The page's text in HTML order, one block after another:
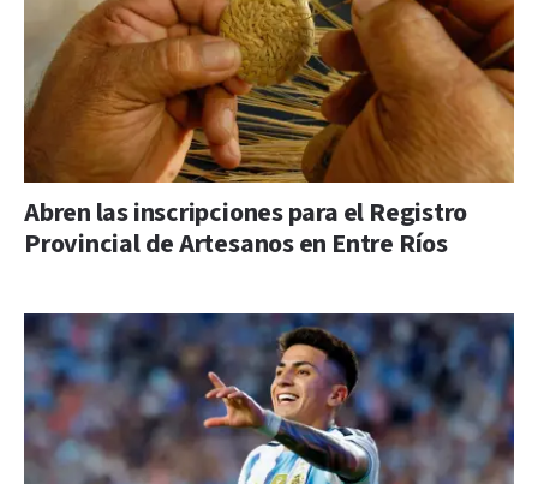
Abren las inscripciones para el Registro
Provincial de Artesanos en Entre Ríos